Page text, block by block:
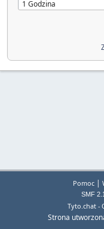
Pomoc|
SMF
Tyto.chat -
Strona